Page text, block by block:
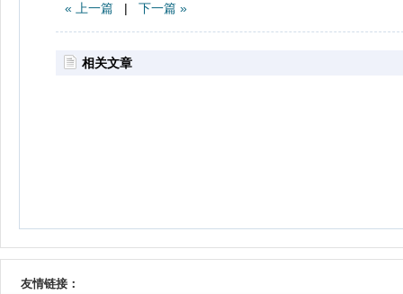
« 上一篇 | 下一篇 »
相关文章
友情链接：